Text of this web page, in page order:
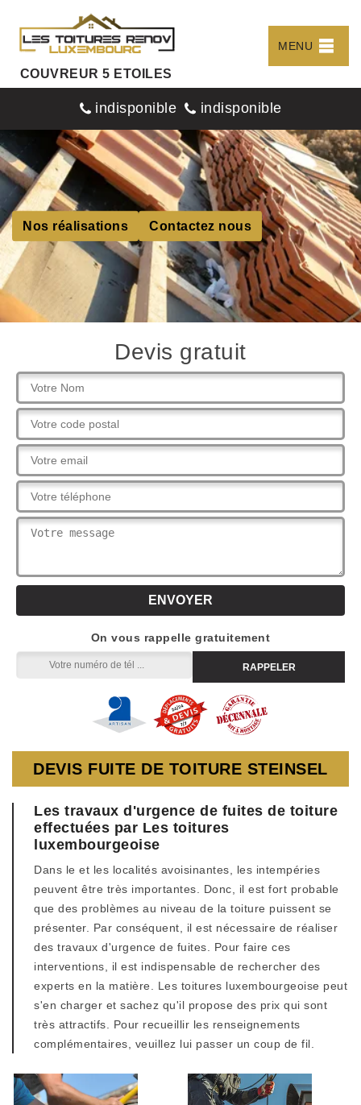
COUVREUR 5 ETOILES
MENU
indisponible indisponible
Nos réalisations Contactez nous
Devis gratuit
On vous rappelle gratuitement
DEVIS FUITE DE TOITURE STEINSEL
Les travaux d'urgence de fuites de toiture
effectuées par Les toitures
luxembourgeoise
Dans le et les localités avoisinantes, les intempéries
peuvent être très importantes. Donc, il est fort probable
que des problèmes au niveau de la toiture puissent se
présenter. Par conséquent, il est nécessaire de réaliser
des travaux d'urgence de fuites. Pour faire ces
interventions, il est indispensable de rechercher des
experts en la matière. Les toitures luxembourgeoise peut
s'en charger et sachez qu'il propose des prix qui sont
très attractifs. Pour recueillir les renseignements
complémentaires, veuillez lui passer un coup de fil.